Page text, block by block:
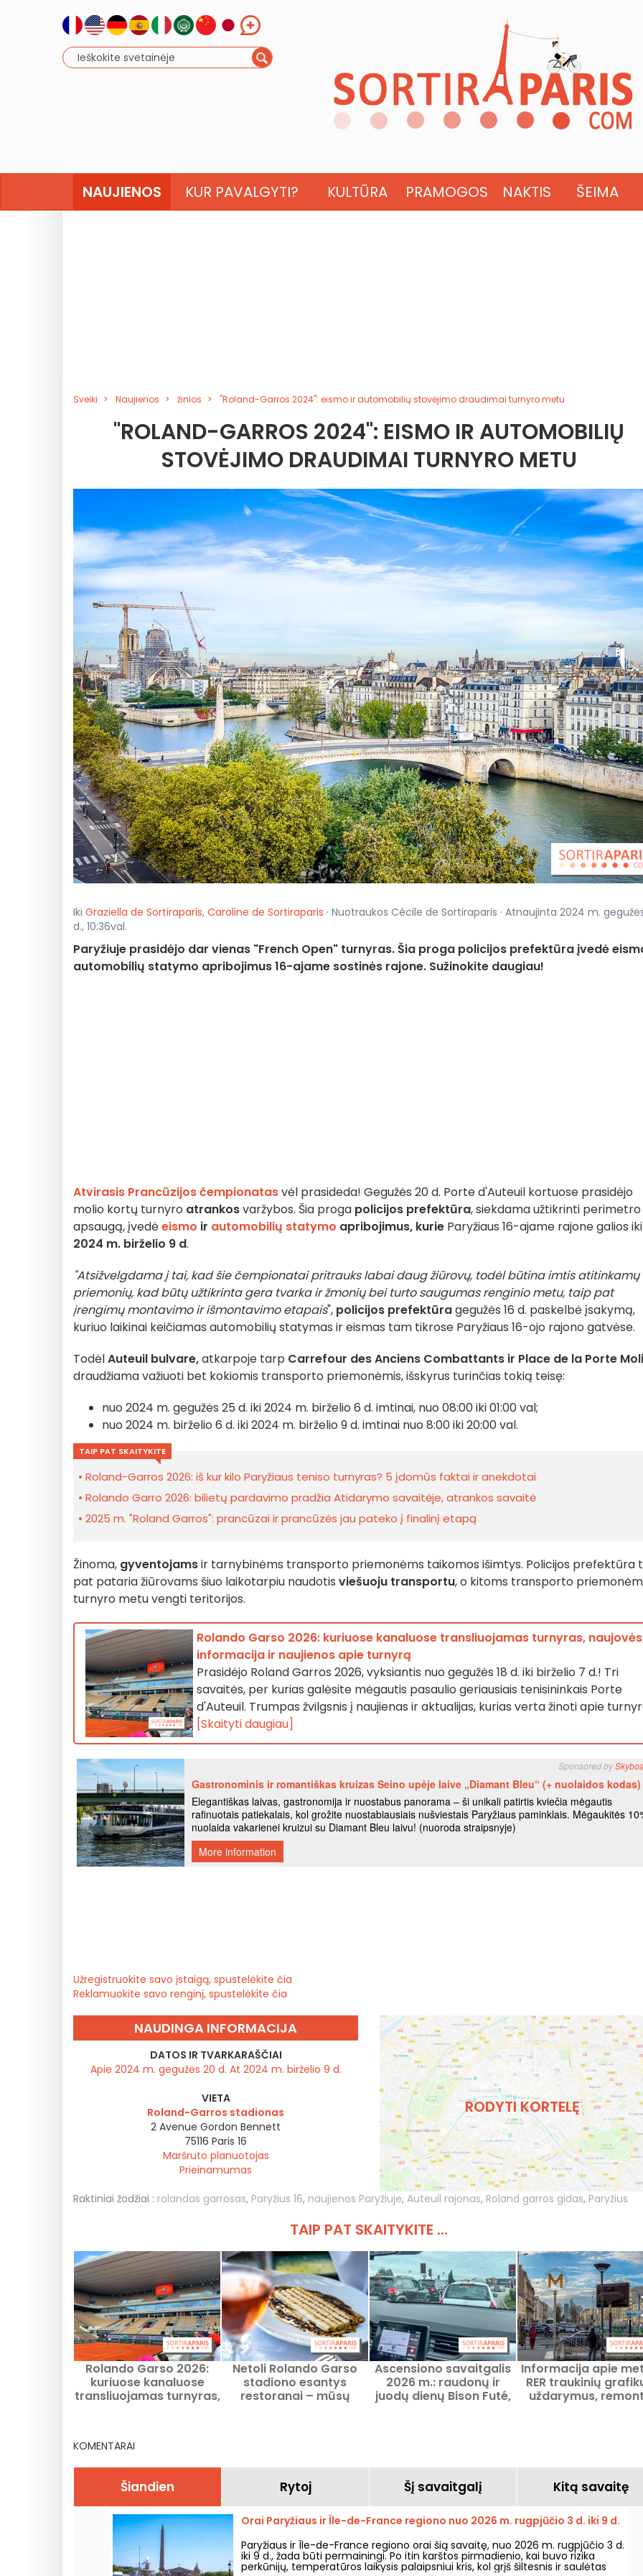
NAUJIENOS KUR PAVALGYTI? KULTŪRA PRAMOGOS NAKTIS ŠEIMA
Sveiki Naujienos žinios "Roland-Garros 2024": eismo ir automobilių stovėjimo draudimai turnyro metu
"ROLAND-GARROS 2024": EISMO IR AUTOMOBILIŲ
STOVĖJIMO DRAUDIMAI TURNYRO METU
Iki Graziella de Sortiraparis, Caroline de Sortiraparis · Nuotraukos Cécile de Sortiraparis · Atnaujinta 2024 m.
d., 10:36val.
Paryžiuje prasidėjo dar vienas "French Open" turnyras. Šia proga policijos prefektūra įvedė
automobilių statymo apribojimus 16-ajame sostinės rajone. Sužinokite daugiau!
Atvirasis Prancūzijos čempionatasvėl prasideda! Gegužės 20 d. Porte d'Auteuil kortuose prasidėjo
molio kortų turnyro atrankosvaržybos. Šia proga policijos prefektūra, siekdama užtikrinti perimetro
apsaugą, įvedėeismo ir automobilių statymo apribojimus, kurie Paryžiaus 16-ajame rajone galios iki
2024 m. birželio 9 d.
"Atsižvelgdama į tai, kad šie čempionatai pritrauks labai daug žiūrovų, todėl būtina imtis atitinkamų
priemonių, kad būtų užtikrinta gera tvarka ir žmonių bei turto saugumas renginio metu, taip pat
įrengimų montavimo ir išmontavimo etapais", policijos prefektūragegužės 16 d. paskelbė įsakymą,
kuriuo laikinai keičiamas automobilių statymas ir eismas tam tikrose Paryžiaus 16-ojo rajono gatvėse.
TodėlAuteuil bulvare,atkarpoje tarp Carrefour des Anciens Combattants ir Place de la Porte
draudžiama važiuoti bet kokiomis transporto priemonėmis, išskyrus turinčias tokią teisę:
nuo 2024 m. gegužės 25 d. iki 2024 m. birželio 6 d. imtinai, nuo 08:00 iki 01:00 val;
nuo 2024 m. birželio 6 d. iki 2024 m. birželio 9 d. imtinai nuo 8:00 iki 20:00 val.
TAIP PAT SKAITYKITE
Roland-Garros 2026: iš kur kilo Paryžiaus teniso turnyras? 5 įdomūs faktai ir anekdotai
Rolando Garro 2026: bilietų pardavimo pradžia Atidarymo savaitėje, atrankos savaitė
2025 m. "Roland Garros": prancūzai ir prancūzės jau pateko į finalinį etapą
Žinoma, gyventojamsir tarnybinėms transporto priemonėms taikomos išimtys. Policijos prefektūra
pat pataria žiūrovams šiuo laikotarpiu naudotis viešuoju transportu, o kitoms transporto
turnyro metu vengti teritorijos.
Rolando Garso 2026: kuriuose kanaluose transliuojamas turnyras,
informacija ir naujienos apie turnyrą
Prasidėjo Roland Garros 2026, vyksiantis nuo gegužės 18 d. iki birželio 7 d.! Tri
savaitės, per kurias galėsite mėgautis pasaulio geriausiais tenisininkais Porte
d'Auteuil. Trumpas žvilgsnis į naujienas ir aktualijas, kurias verta žinoti apie
[Skaityti daugiau]
Užregistruokite savo įstaigą, spustelėkite čia
Reklamuokite savo renginį, spustelėkite čia
NAUDINGA INFORMACIJA
DATOS IR TVARKARAŠČIAI
Apie 2024 m. gegužės 20 d. At 2024 m. birželio 9 d.
VIETA
Roland-Garros stadionas
2 Avenue Gordon Bennett
75116 Paris 16
Maršruto planuotojas
Prieinamumas
RODYTI KORTELĘ
Raktiniai žodžiai : rolandas garrosas, Paryžius 16, naujienos Paryžiuje, Auteuil rajonas, Roland garros gidas, Paryžius
TAIP PAT SKAITYKITE ...
Rolando Garso 2026:
kuriuose kanaluose
transliuojamas turnyras,
Netoli Rolando Garso
stadiono esantys
restoranai – mūsų
Ascensiono savaitgalis
2026 m.: raudonų ir
juodų dienų Bison Futé,
Informacija apie
RER traukinių
uždarymus,
KOMENTARAI
Šiandien Rytoj Šį savaitgalį Kitą savaitę
Orai Paryžiaus ir Île-de-France regiono nuo 2026 m. rugpjūčio 3 d. iki 9 d.
Paryžiaus ir Île-de-France regiono orai šią savaitę, nuo 2026 m. rugpjūčio 3 d.
iki 9 d., žada būti permainingi. Po itin karštos pirmadienio, kai buvo rizika
perkūnijų, temperatūros laikysis palaipsniui kris, kol grįš šiltesnis ir saulėtas